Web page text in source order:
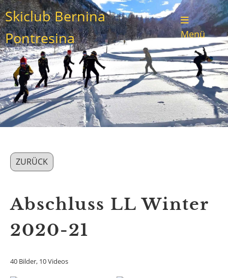
Skiclub Bernina
Pontresina
Menü
ZURÜCK
Abschluss LL Winter
2020-21
40 Bilder, 10 Videos